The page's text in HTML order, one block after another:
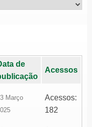
de
Acessos
Março
Acessos:
182